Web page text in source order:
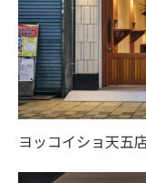
ヨッコイショ天五